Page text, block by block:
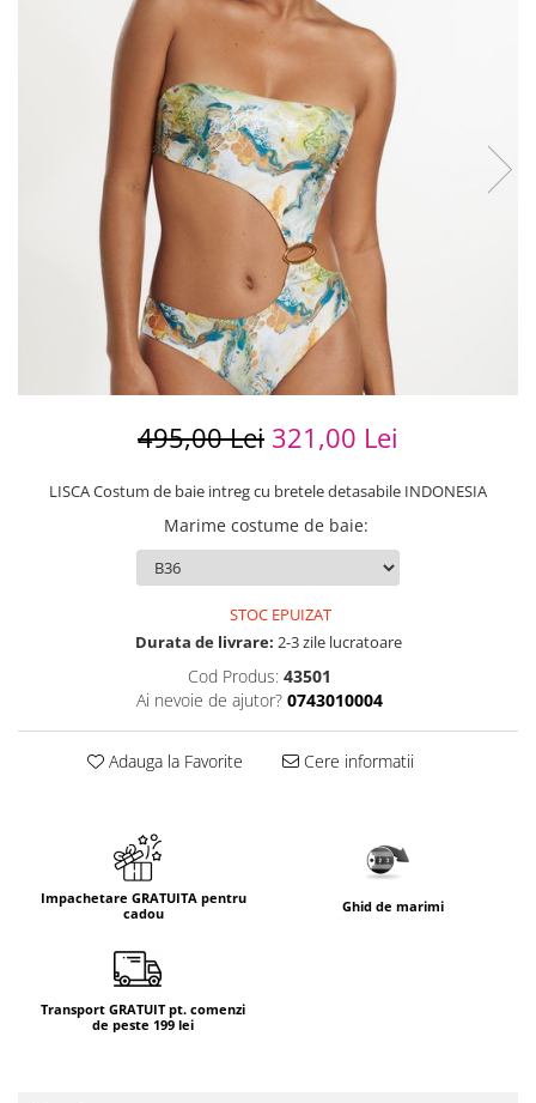
495,00 Lei 321,00 Lei
LISCA Costum de baie intreg cu bretele detasabile INDONESIA
Marime costume de baie:
STOC EPUIZAT
Durata de livrare: 2-3 zile lucratoare
Cod Produs: 43501
Ai nevoie de ajutor? 0743010004
Adauga la Favorite Cere informatii
Impachetare GRATUITA pentru
cadou
Ghid de marimi
Transport GRATUIT pt. comenzi
de peste 199 lei